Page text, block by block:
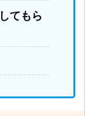
てもら